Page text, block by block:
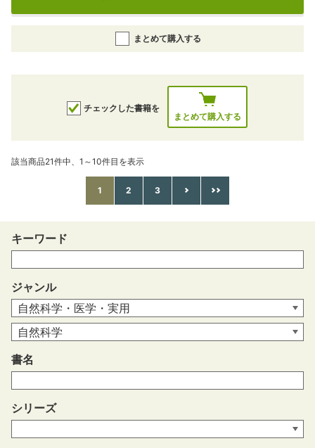
まとめて購入する
チェックした書籍を
まとめて購入する
該当商品21件中、1～10件目を表示
1 2 3
キーワード
ジャンル
書名
シリーズ